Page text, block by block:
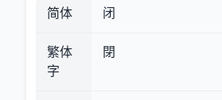
简体 闭
繁体
字
閉